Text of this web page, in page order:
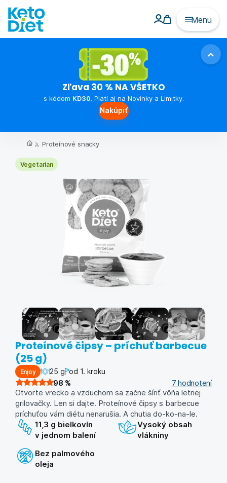
Menu
Zľava 30 % NA VŠETKO
s kódom KD30. Platí aj na Novinky a Limitky.
Nakúpiť
... Proteínové snacky
Vegetarian
Proteínové čipsy – príchuť barbecue
(25 g)
Enjoy 25 g od 1. kroku
98 % 7 hodnotení
Otvorte vrecko a vzduchom sa začne šíriť vôňa letnej
grilovačky. Len si dajte. Proteínové čipsy s barbecue
príchuťou vám diétu nenarušia. A chutia do-ko-na-le.
11,3 g bielkovín
v jednom balení
Vysoký obsah
vlákniny
Bez palmového
oleja